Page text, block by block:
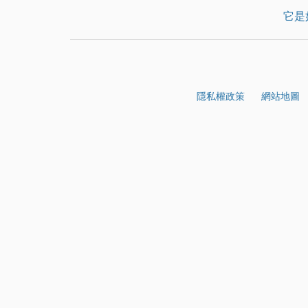
它
隱私權政策 網站地圖